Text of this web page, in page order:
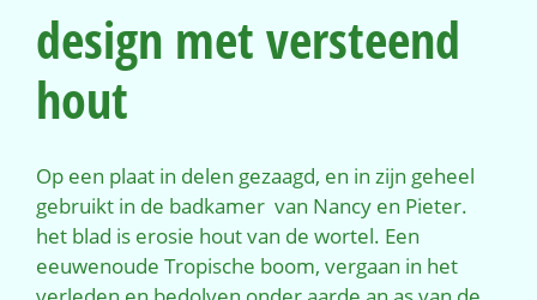
design met versteend
hout
Op een plaat in delen gezaagd, en in zijn geheel
gebruikt in de badkamer van Nancy en Pieter.
het blad is erosie hout van de wortel. Een
eeuwenoude Tropische boom, vergaan in het